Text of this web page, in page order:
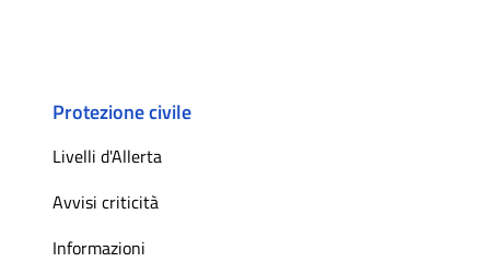
Protezione civile
Livelli d'Allerta
Avvisi criticità
Informazioni